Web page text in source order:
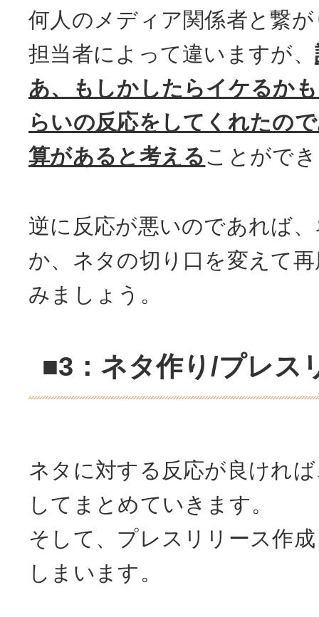
何人のメディア関係者と繋
担当者によって違いますが、
あ、もしかしたらイケるか
らいの反応をしてくれたの
算があると考えることがで
逆に反応が悪いのであれば
か、ネタの切り口を変えて
みましょう。
■3：ネタ作り/プレス
ネタに対する反応が良けれ
してまとめていきます。
そして、プレスリリース作
しまいます。